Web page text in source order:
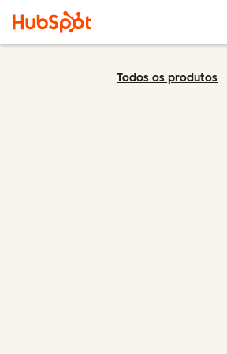
Todos os produtos